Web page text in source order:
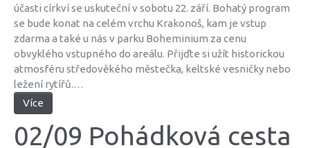
účasti církví se uskuteční v sobotu 22. září. Bohatý program
se bude konat na celém vrchu Krakonoš, kam je vstup
zdarma a také u nás v parku Boheminium za cenu
obvyklého vstupného do areálu. Přijďte si užít historickou
atmosféru středověkého městečka, keltské vesničky nebo
ležení rytířů.…
Více
02/09 Pohádková cesta